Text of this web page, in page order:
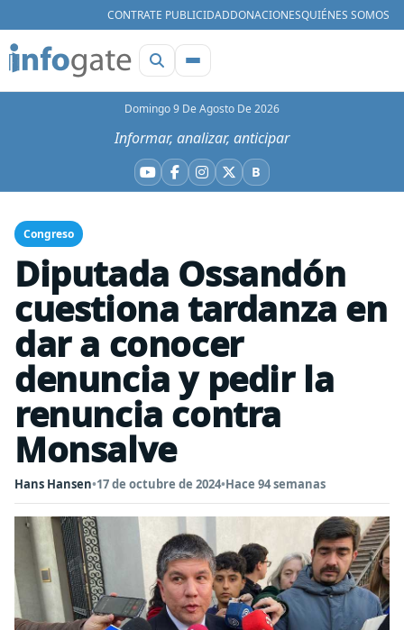
CONTRATE PUBLICIDADDONACIONESQUIÉNES SOMOS
Domingo 9 De Agosto De 2026
Informar, analizar, anticipar
YouTube
Facebook
Instagram
X BBluesky
Congreso
Diputada Ossandón
cuestiona tardanza en
dar a conocer
denuncia y pedir la
renuncia contra
Monsalve
Hans Hansen•17 de octubre de 2024•Hace 94 semanas